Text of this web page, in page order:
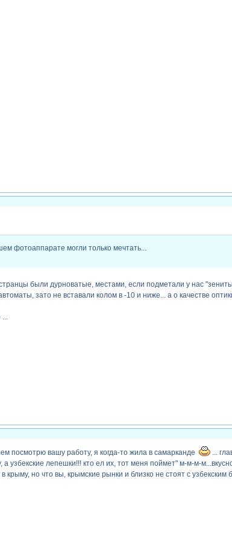
фотоаппарате могли только мечтать...
были дурноватые, местами, если подметали у нас
зато не вставали колом в -10 и ниже... а о качестве
...
посмотрю вашу работу, я когда-то жила в самарканде
...
а узбекские лепешки!!! кто ел их, тот меня поймет" м-м-м-
но что вы, крымские рынки и близко не стоят с узбекским